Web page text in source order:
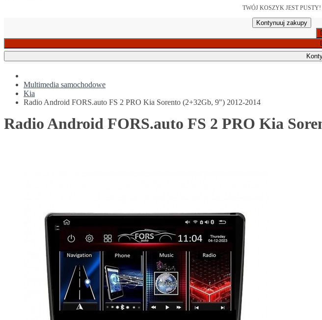
TWÓJ KOSZYK JEST PUSTY!
Kontynuuj zakupy
Multimedia samochodowe
Kia
Radio Android FORS.auto FS 2 PRO Kia Sorento (2+32Gb, 9") 2012-2014
Radio Android FORS.auto FS 2 PRO Kia